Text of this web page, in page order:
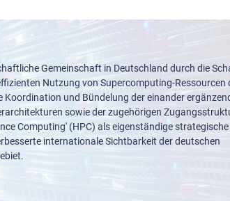
Gemeinschaft in Deutschland durch die
Nutzung von Supercomputing-Ressourcen
und Bündelung der einander
sowie der zugehörigen
Computing' (HPC) als eigenständige strategische
internationale Sichtbarkeit der deutschen